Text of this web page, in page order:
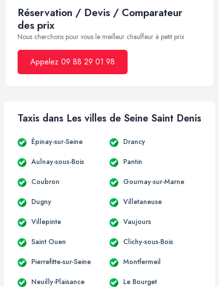
Réservation / Devis / Comparateur
des prix
Nous cherchons pour vous le meilleur chauffeur à petit prix
Appelez 09 88 29 01 98
Taxis dans Les villes de Seine Saint Denis
Épinay-sur-Seine Drancy
Aulnay-sous-Bois Pantin
Coubron Gournay-sur-Marne
Dugny Villetaneuse
Villepinte Vaujours
Saint Ouen Clichy-sous-Bois
Pierrefitte-sur-Seine Montfermeil
Neuilly-Plaisance Le Bourget